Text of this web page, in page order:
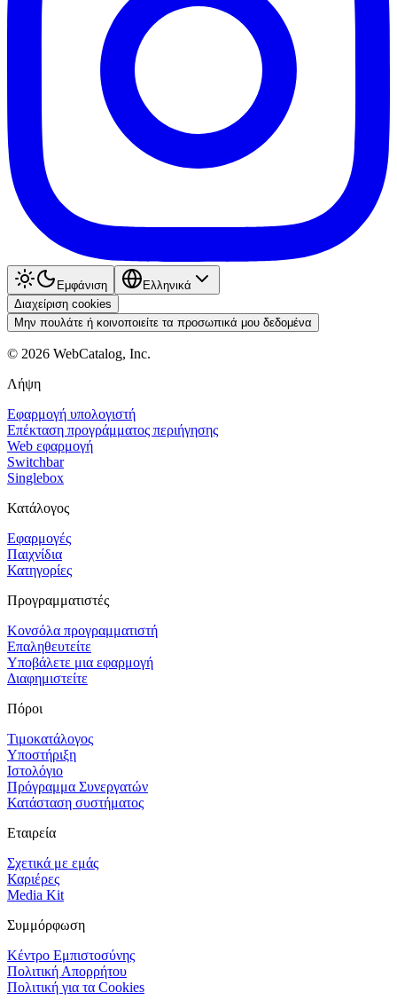
Εμφάνιση
Ελληνικά
Διαχείριση cookies
Μην πουλάτε ή κοινοποιείτε τα προσωπικά μου δεδομένα
© 2026 WebCatalog, Inc.
Λήψη
Εφαρμογή υπολογιστή
Επέκταση προγράμματος περιήγησης
Web εφαρμογή
Switchbar
Singlebox
Κατάλογος
Εφαρμογές
Παιχνίδια
Κατηγορίες
Προγραμματιστές
Κονσόλα προγραμματιστή
Επαληθευτείτε
Υποβάλετε μια εφαρμογή
Διαφημιστείτε
Πόροι
Τιμοκατάλογος
Υποστήριξη
Ιστολόγιο
Πρόγραμμα Συνεργατών
Κατάσταση συστήματος
Εταιρεία
Σχετικά με εμάς
Καριέρες
Media Kit
Συμμόρφωση
Κέντρο Εμπιστοσύνης
Πολιτική Απορρήτου
Πολιτική για τα Cookies